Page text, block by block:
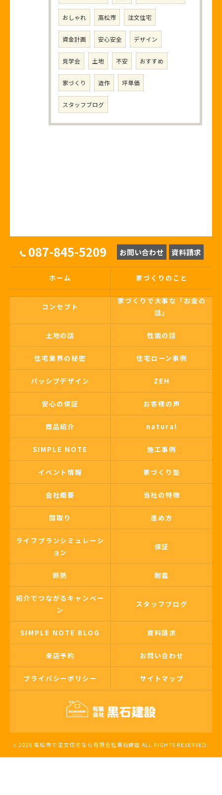
おしゃれ 高松市 注文住宅
資金計画 安心安全 デザイン
見学会 土地 不安 おすすめ
家づくり 造作 坪単価
スタッフブログ
087-845-5209 お問い合わせ 資料請求
ホーム 家づくりのこと
コンセプト
家づくりで大事な「お金の
話」
土地の話 性能の話
住宅業界の秘密 住宅ローン事例
パッシブデザイン ZEH
安心の保証 お客様の声
商品紹介 natural
SIMPLE NOTE 施工事例
イベント情報 家づくり塾
会社概要 当社の特徴
間取り 進め方
ライフプランシミュレーシ
ョン
保証
断熱 耐震
紹介でつながるキャンペー
ン
スタッフブログ
SIMPLE NOTE BLOG 資料請求
来店予約 お問い合わせ
プライバシーポリシー サイトマップ
c 2026 高松市で注文住宅なら有限会社黒石建設 ALL RIGHTS RESERVED.